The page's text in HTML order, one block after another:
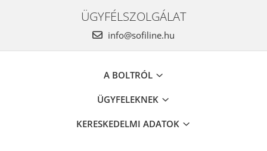
ÜGYFÉLSZOLGÁLAT
info@sofiline.hu
A BOLTRÓL
ÜGYFELEKNEK
KERESKEDELMI ADATOK